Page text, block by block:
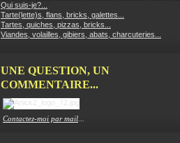
Qui suis-je?...
Tarte(lette)s, flans, bricks, galettes...
Tartes, quiches, pizzas, bricks...
Viandes, volailles, gibiers, abats, charcuteries...
UNE QUESTION, UN
COMMENTAIRE...
Contactez-moi par mail